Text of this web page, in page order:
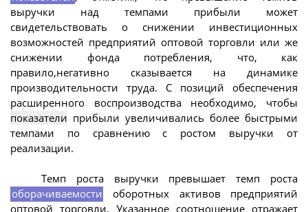
выручки над темпами прибыли может
свидетельствовать о снижении инвестиционных
возможностей предприятий оптовой торговли или же
снижении фонда потребления, что, как
правило,негативно сказывается на динамике
производительности труда. С позиций обеспечения
расширенного воспроизводства необходимо, чтобы
показатели прибыли увеличивались более быстрыми
темпами по сравнению с ростом выручки от
реализации.
Темп роста выручки превышает темп роста
оборачиваемости оборотных активов предприятий
оптовой торговли. Указанное соотношение отражает